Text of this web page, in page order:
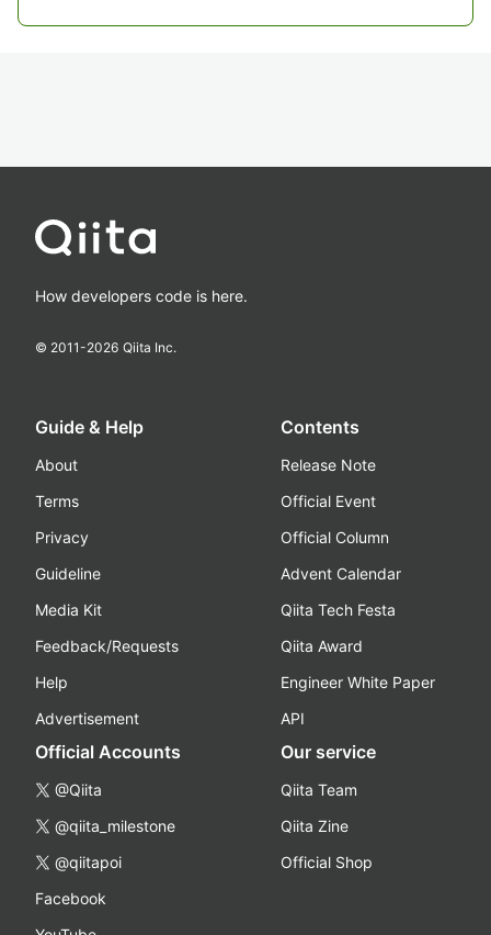
How developers code is here.
© 2011-2026 Qiita Inc.
Guide & Help
About
Terms
Privacy
Guideline
Media Kit
Feedback/Requests
Help
Advertisement
Contents
Release Note
Official Event
Official Column
Advent Calendar
Qiita Tech Festa
Qiita Award
Engineer White Paper
API
Official Accounts
@Qiita
@qiita_milestone
@qiitapoi
Facebook
Our service
Qiita Team
Qiita Zine
Official Shop